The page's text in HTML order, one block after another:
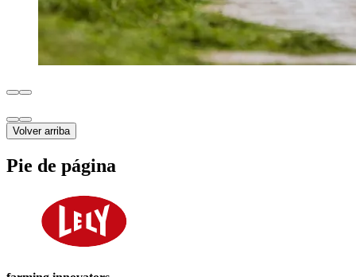
Volver arriba
Pie de página